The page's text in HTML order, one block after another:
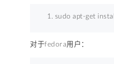
sudo apt-get
对于fedora用户：